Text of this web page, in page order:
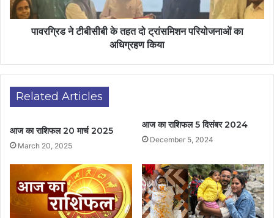
पावरग्रिड ने टीबीसीबी के तहत दो ट्रांसमिशन परियोजनाओं का
अधिग्रहण किया
Related Articles
आज का राशिफल 20 मार्च 2025
March 20, 2025
आज का राशिफल 5 दिसंबर 2024
December 5, 2024